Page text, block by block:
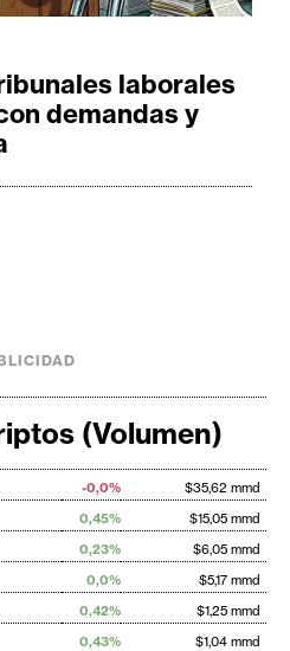
laborales
demandas y
(Volumen)
-0,0%
$35,62 mmd
0,45%
$15,05 mmd
0,23%
$6,05 mmd
0,0%
$5,17 mmd
0,42%
$1,25 mmd
0,43%
$1,04 mmd